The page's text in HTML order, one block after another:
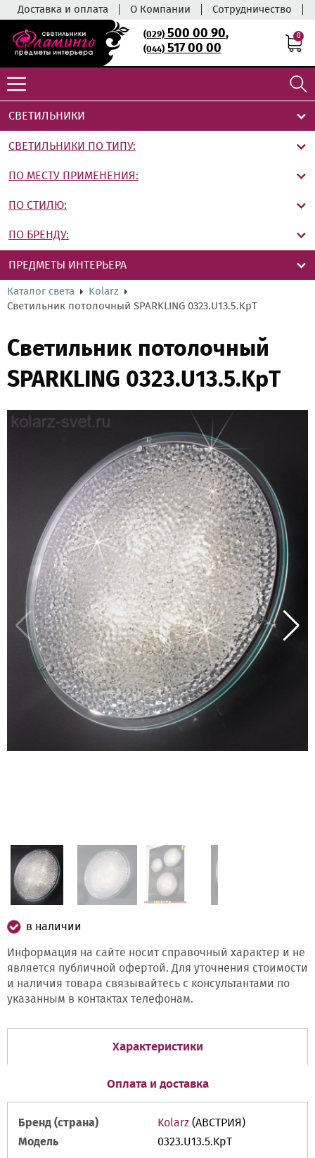
Доставка и оплата О Компании Сотрудничество
(029)500 00 90,
(044)517 00 00
0
СВЕТИЛЬНИКИ
СВЕТИЛЬНИКИ ПО ТИПУ:
ПО МЕСТУ ПРИМЕНЕНИЯ:
ПО СТИЛЮ:
ПО БРЕНДУ:
ПРЕДМЕТЫ ИНТЕРЬЕРА
Каталог света
Kolarz
Светильник потолочный SPARKLING 0323.U13.5.KpT
Светильник потолочный
SPARKLING 0323.U13.5.KpT
в наличии
Информация на сайте носит справочный характер и не
является публичной офертой. Для уточнения стоимости
и наличия товара связывайтесь с консультантами по
указанным в контактах телефонам.
Характеристики
Оплата и доставка
Бренд (страна) Kolarz (АВСТРИЯ)
Модель
0323.U13.5.KpT